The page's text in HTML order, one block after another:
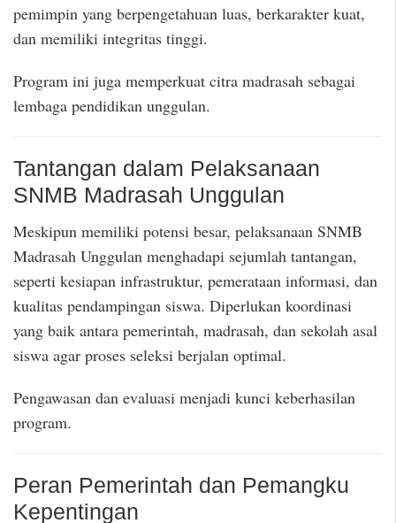
pemimpin yang berpengetahuan luas, berkarakter kuat,
dan memiliki integritas tinggi.
Program ini juga memperkuat citra madrasah sebagai
lembaga pendidikan unggulan.
Tantangan dalam Pelaksanaan
SNMB Madrasah Unggulan
Meskipun memiliki potensi besar, pelaksanaan SNMB
Madrasah Unggulan menghadapi sejumlah tantangan,
seperti kesiapan infrastruktur, pemerataan informasi, dan
kualitas pendampingan siswa. Diperlukan koordinasi
yang baik antara pemerintah, madrasah, dan sekolah asal
siswa agar proses seleksi berjalan optimal.
Pengawasan dan evaluasi menjadi kunci keberhasilan
program.
Peran Pemerintah dan Pemangku
Kepentingan